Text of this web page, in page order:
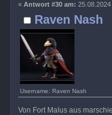
Raven Nash
Username: Raven Nash
« Antwort #30 am:
Von Fort Malus aus